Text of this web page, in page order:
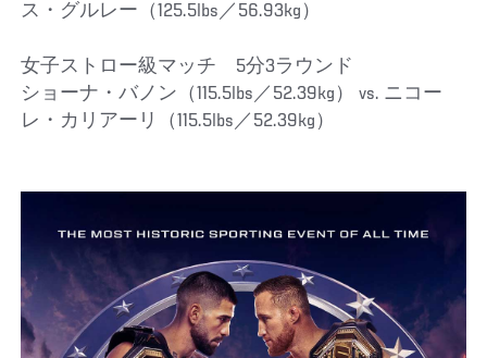
ス・グルレー（125.5lbs／56.93kg）
女子ストロー級マッチ 5分3ラウンド
ショーナ・バノン（115.5lbs／52.39kg） vs. ニコー
レ・カリアーリ（115.5lbs／52.39kg）